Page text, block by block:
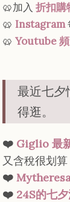
🥨加入 折扣購
🥨 Instagram
🥨 Youtube
最近七夕
得逛。
❤️ Giglio 最
又含稅很划算
❤️
❤️ 24S的七